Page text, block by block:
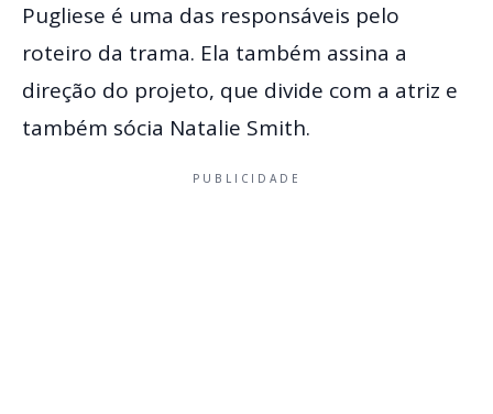
Pugliese é uma das responsáveis pelo
roteiro da trama. Ela também assina a
direção do projeto, que divide com a atriz e
também sócia Natalie Smith.
PUBLICIDADE